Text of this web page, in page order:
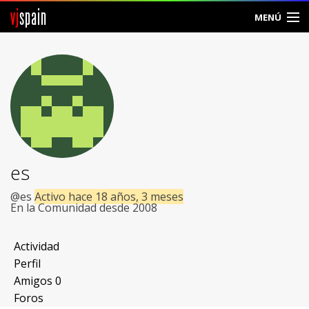
vjspain MENÚ
Foros
Noticias
Vjspain
Ayuda
Contacto
Entrar
Crear Cuenta
es
@es Activo hace 18 años, 3 meses
En la Comunidad desde 2008
Actividad
Perfil
Amigos 0
Foros